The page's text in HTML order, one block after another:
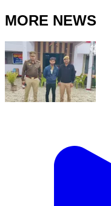
MORE NEWS